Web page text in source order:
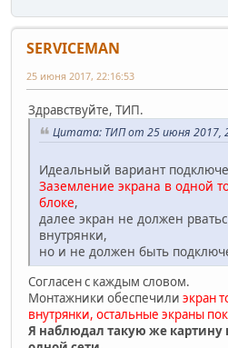
SERVICEMAN
25 июня 2017, 22:16:53
Здравствуйте, ТИП.
Цитата: ТИП от 25 июня 2017,
Идеальный вариант
Заземление экрана в одной
блоке,
далее экран не должен
внутрянки,
но и не должен быть
Cогласен с каждым словом.
Монтажники обеспечили экран
внутрянки, остальные экраны
Я наблюдал такую же картину